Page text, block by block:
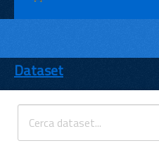
ENTI
TEMI
INFORMAZIONI
Dataset